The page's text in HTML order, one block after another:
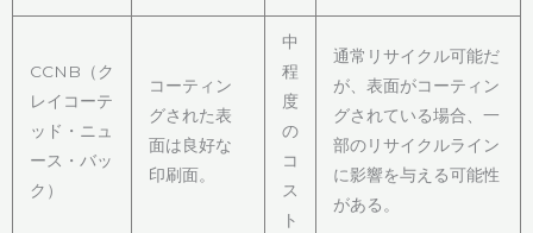
CCNB（ク
レイコーテ
ッド・ニュ
ース・バッ
ク）
コーティン
グされた表
面は良好な
印刷面。
中
程
度
の
コ
ス
ト
通常リサイクル可能だ
が、表面がコーティン
グされている場合、一
部のリサイクルライン
に影響を与える可能性
がある。